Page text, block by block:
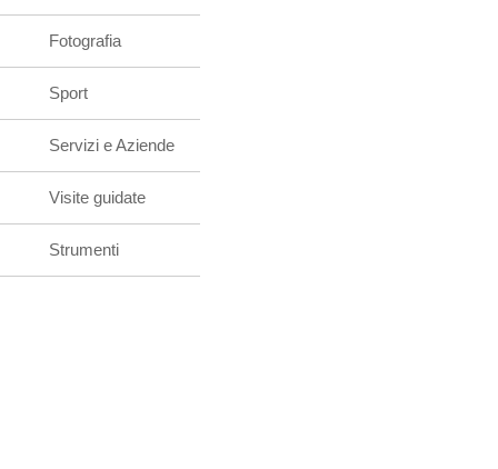
Fotografia
Sport
Servizi e Aziende
Visite guidate
Strumenti